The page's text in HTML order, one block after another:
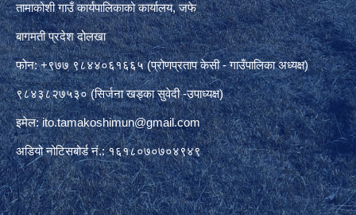
तामाकोशी गाउँ कार्यपालिकाको कार्यालय, जफे
बागमती प्रदेश दोलखा
फोन: +९७७ ९८४४०६१६६५ (प्रोणप्रताप केसी - गाउँपालिका अध्यक्ष)
९८४३८२७५३० (सिर्जना खड्का सुवेदी -उपाध्यक्ष)
इमेल:ito.tamakoshimun@gmail.com
अडियो नोटिसबोर्ड नं.: १६१८०७०७०४९४९